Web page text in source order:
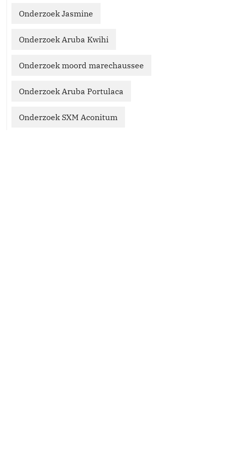
Onderzoek Jasmine
Onderzoek Aruba Kwihi
Onderzoek moord marechaussee
Onderzoek Aruba Portulaca
Onderzoek SXM Aconitum